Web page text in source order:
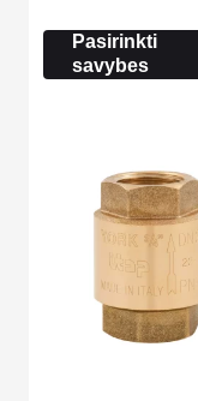
Pasirinkti
savybes